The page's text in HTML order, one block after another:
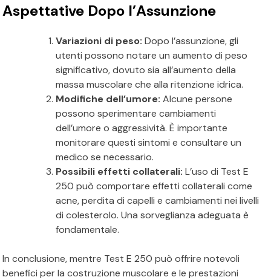
Aspettative Dopo l’Assunzione
Variazioni di peso: Dopo l’assunzione, gli
utenti possono notare un aumento di peso
significativo, dovuto sia all’aumento della
massa muscolare che alla ritenzione idrica.
Modifiche dell’umore: Alcune persone
possono sperimentare cambiamenti
dell’umore o aggressività. È importante
monitorare questi sintomi e consultare un
medico se necessario.
Possibili effetti collaterali: L’uso di Test E
250 può comportare effetti collaterali come
acne, perdita di capelli e cambiamenti nei livelli
di colesterolo. Una sorveglianza adeguata è
fondamentale.
In conclusione, mentre Test E 250 può offrire notevoli
benefici per la costruzione muscolare e le prestazioni